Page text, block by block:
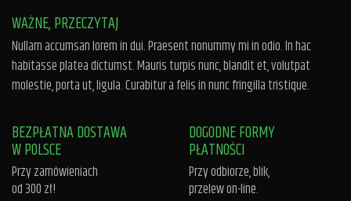
WAŻNE, PRZECZYTAJ
Nullam accumsan lorem in dui. Praesent nonummy mi in odio. In hac
habitasse platea dictumst. Mauris turpis nunc, blandit et, volutpat
molestie, porta ut, ligula. Curabitur a felis in nunc fringilla tristique.
BEZPŁATNA DOSTAWA
W POLSCE
Przy zamówieniach
od 300 zł!
DOGODNE FORMY
PŁATNOŚCI
Przy odbiorze, blik,
przelew on-line.